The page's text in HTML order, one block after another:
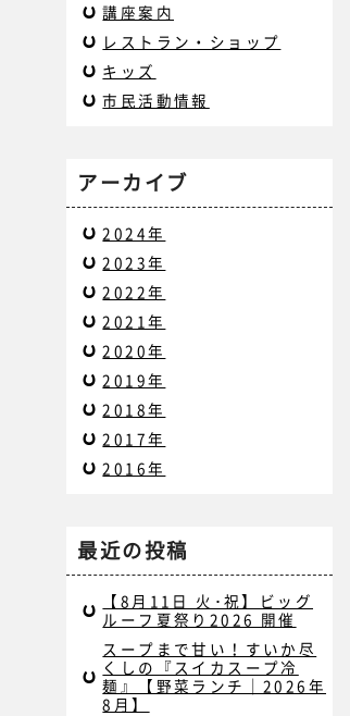
講座案内
レストラン・ショップ
キッズ
市民活動情報
アーカイブ
2024年
2023年
2022年
2021年
2020年
2019年
2018年
2017年
2016年
最近の投稿
【8月11日 火･祝】ビッグ
ルーフ夏祭り2026 開催
スープまで甘い！すいか尽
くしの『スイカスープ冷
麺』【野菜ランチ｜2026年
8月】